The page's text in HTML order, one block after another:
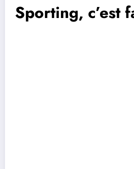
Sporting, c’est